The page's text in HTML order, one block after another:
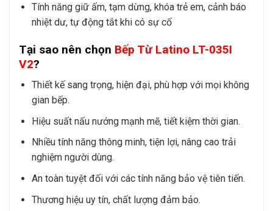
Tính năng giữ ấm, tạm dừng, khóa trẻ em, cảnh báo
nhiệt dư, tự động tắt khi có sự cố
Tại sao nên chọn Bếp Từ Latino LT-035I
V2?
Thiết kế sang trọng, hiện đại, phù hợp với mọi không
gian bếp.
Hiệu suất nấu nướng mạnh mẽ, tiết kiệm thời gian.
Nhiều tính năng thông minh, tiện lợi, nâng cao trải
nghiệm người dùng.
An toàn tuyệt đối với các tính năng bảo vệ tiên tiến.
Thương hiệu uy tín, chất lượng đảm bảo.